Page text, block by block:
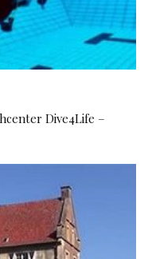
Dive4Life –